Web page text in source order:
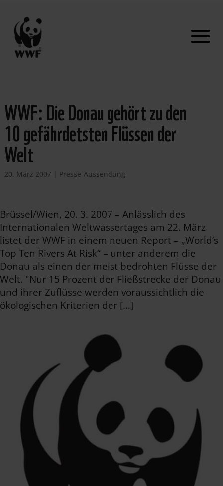
WWF: Die Donau gehört zu den
10 gefährdetsten Flüssen der
Welt
20. März 2007 | Presse-Aussendung
Brüssel/Wien, 20. 3. 2007 – Anlässlich des
Internationalen Weltwassertages am 22. März
listet der WWF in einem neuen Report – „World’s
Top Ten Rivers At Risk“ – unter anderem die
Donau als einen der meist bedrohten Flüsse der
Welt. "Nur 15 Prozent der Fließstrecke der Donau
und ihrer Zuflüsse werden voraussichtlich die
ökologischen Kriterien der […]